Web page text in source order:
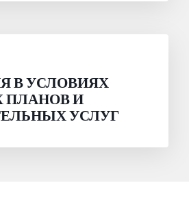
В УСЛОВИЯХ
ПЛАНОВ И
УСЛУГ